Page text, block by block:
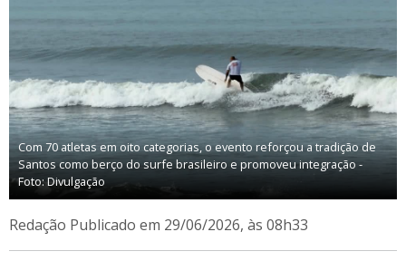
Com 70 atletas em oito categorias, o evento reforçou a tradição de
Santos como berço do surfe brasileiro e promoveu integração -
Foto: Divulgação
Redação Publicado em 29/06/2026, às 08h33